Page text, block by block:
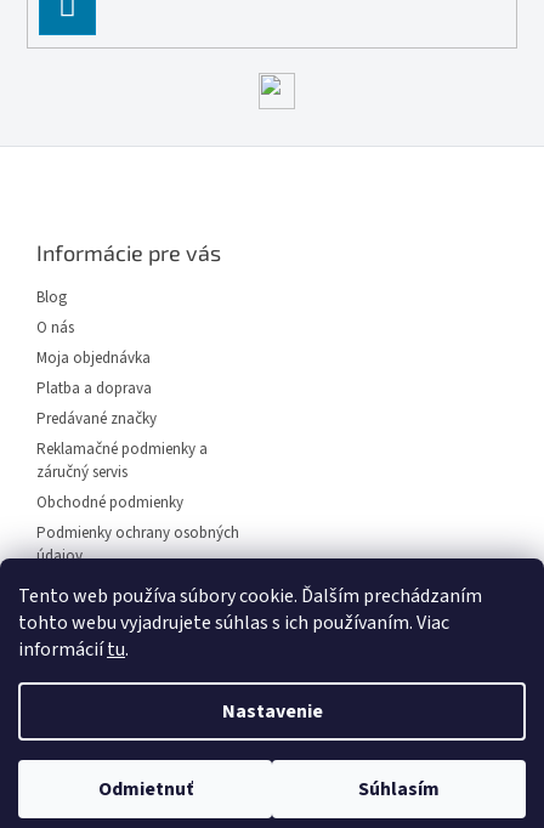
Tento web používa súbory cookie. Ďalším prechádzaním
tohto webu vyjadrujete súhlas s ich používaním. Viac
informáciítu.
Nastavenie
Odmietnuť Súhlasím
, 🛍️osobný odber odborné poradenstvo
SE
Informácie pre vás
Blog
O nás
Moja objednávka
Platba a doprava
Predávané značky
Reklamačné podmienky a
záručný servis
Obchodné podmienky
Podmienky ochrany osobných
údajov
Predajňa svietidiel Dunajská
Streda
Napíšte nám